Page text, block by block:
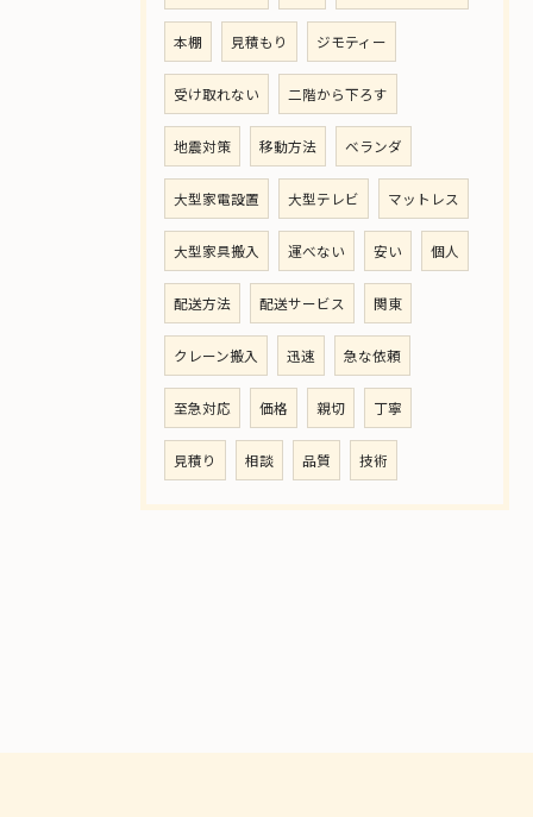
本棚 見積もり ジモティー
受け取れない 二階から下ろす
地震対策 移動方法 ベランダ
大型家電設置 大型テレビ マットレス
大型家具搬入 運べない 安い 個人
配送方法 配送サービス 関東
クレーン搬入 迅速 急な依頼
至急対応 価格 親切 丁寧
見積り 相談 品質 技術